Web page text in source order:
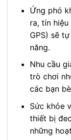
Ứng phó
ra, tín
GPS) sẽ
năng.
Nhu cầu
trò chơi
các bạn
Sức khỏe
thiết bị
những